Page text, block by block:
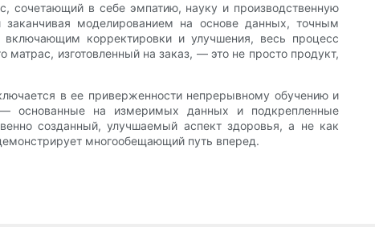
сочетающий в себе эмпатию, науку и производственную
моделированием на основе данных, точным
корректировки и улучшения, весь процесс
изготовленный на заказ, — это не просто продукт,
в ее приверженности непрерывному обучению и
— основанные на измеримых данных и подкрепленные
созданный, улучшаемый аспект здоровья, а не как
многообещающий путь вперед.